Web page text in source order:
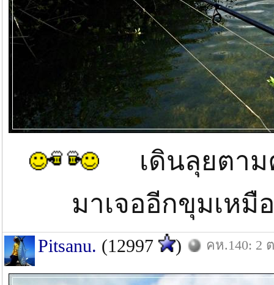
เดินลุยตามค
มาเจออีกขุมเ
Pitsanu. (12997 ) คห.140: 2